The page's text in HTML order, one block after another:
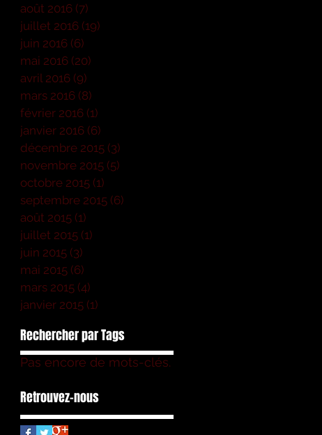
août 2016 (7)
juillet 2016 (19)
juin 2016 (6)
mai 2016 (20)
avril 2016 (9)
mars 2016 (8)
février 2016 (1)
janvier 2016 (6)
décembre 2015 (3)
novembre 2015 (5)
octobre 2015 (1)
septembre 2015 (6)
août 2015 (1)
juillet 2015 (1)
juin 2015 (3)
mai 2015 (6)
mars 2015 (4)
janvier 2015 (1)
Rechercher par Tags
Pas encore de mots-clés.
Retrouvez-nous